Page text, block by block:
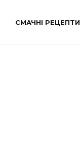
СМАЧНІ РЕЦЕПТИ